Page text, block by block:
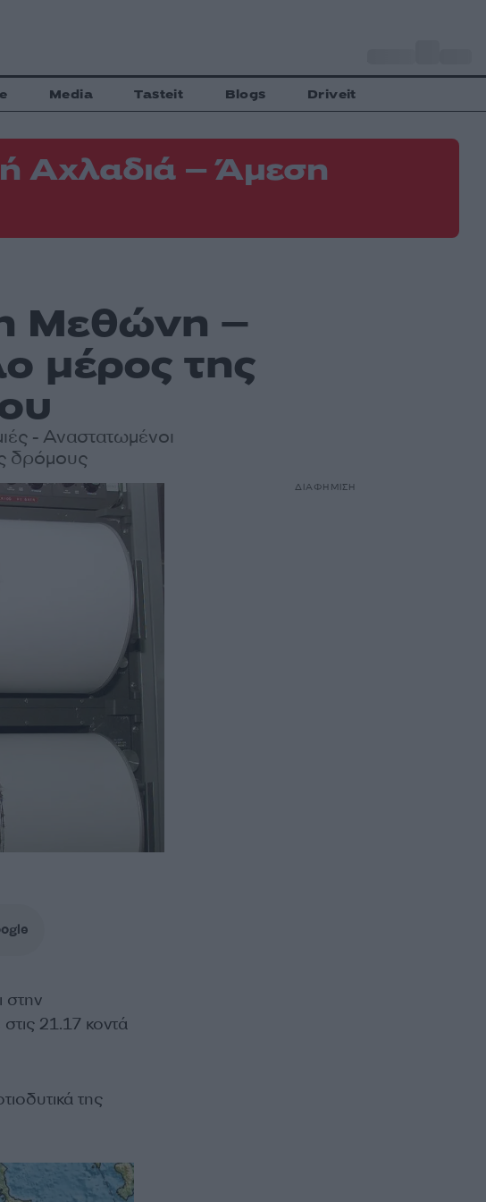
Media Tasteit Blogs Driveit
Αχλαδιά – Άμεση
Μεθώνη –
μέρος της
- Αναστατωμένοι
δρόμους
στην
21.17 κοντά
της
ΔΙΑΦΗΜΙΣΗ